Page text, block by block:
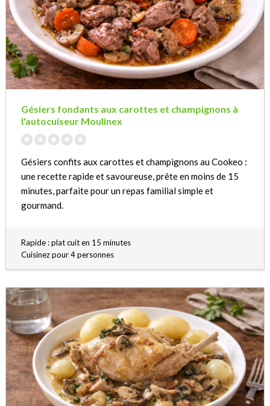
Gésiers fondants aux carottes et champignons à
l'autocuiseur Moulinex
Gésiers confits aux carottes et champignons au Cookeo :
une recette rapide et savoureuse, prête en moins de 15
minutes, parfaite pour un repas familial simple et
gourmand.
Rapide : plat cuit en 15 minutes
Cuisinez pour 4 personnes